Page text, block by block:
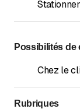
Possibilités de
Chez le
Rubriques